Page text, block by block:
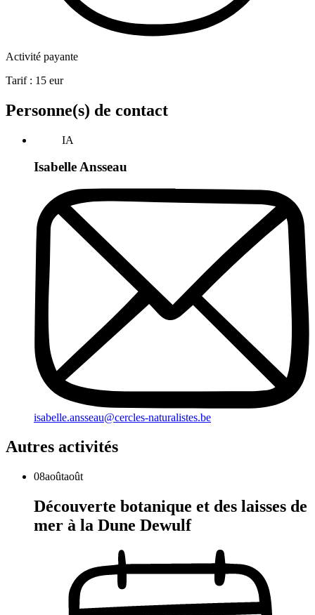
Activité payante
Tarif : 15 eur
Personne(s) de contact
IA
Isabelle Ansseau
isabelle.ansseau@cercles-naturalistes.be
Autres activités
08aoûtaoût
Découverte botanique et des laisses de
mer à la Dune Dewulf